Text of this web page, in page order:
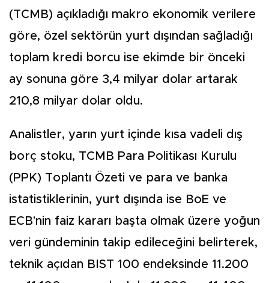
(TCMB) açıkladığı makro ekonomik verilere
göre, özel sektörün yurt dışından sağladığı
toplam kredi borcu ise ekimde bir önceki
ay sonuna göre 3,4 milyar dolar artarak
210,8 milyar dolar oldu.
Analistler, yarın yurt içinde kısa vadeli dış
borç stoku, TCMB Para Politikası Kurulu
(PPK) Toplantı Özeti ve para ve banka
istatistiklerinin, yurt dışında ise BoE ve
ECB'nin faiz kararı başta olmak üzere yoğun
veri gündeminin takip edileceğini belirterek,
teknik açıdan BIST 100 endeksinde 11.200